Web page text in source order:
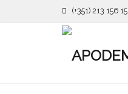
(+351) 213 156